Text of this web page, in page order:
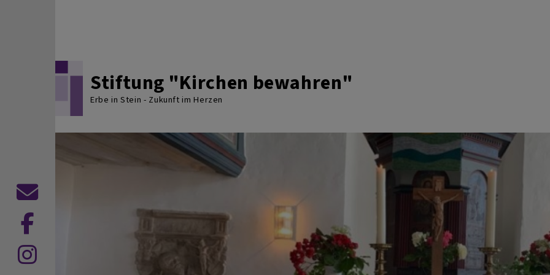
Stiftung "Kirchen bewahren"
Erbe in Stein - Zukunft im Herzen
Kontaktformular
Dekanat
Hof
auf
Dekanat